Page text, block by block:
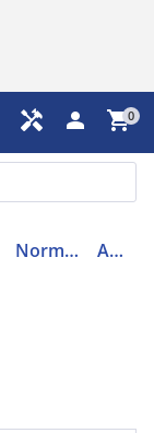
handyman person shopping_cart0
Normkontaktorer A9C20732